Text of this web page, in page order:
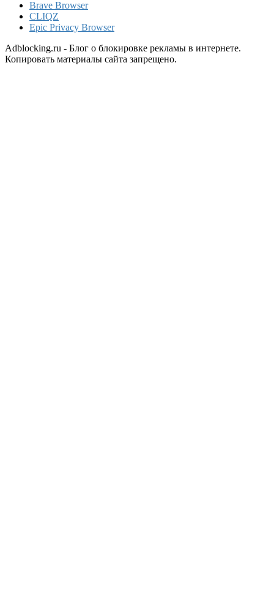
Brave Browser
CLIQZ
Epic Privacy Browser
Adblocking.ru - Блог о блокировке рекламы в интернете.
Копировать материалы сайта запрещено.